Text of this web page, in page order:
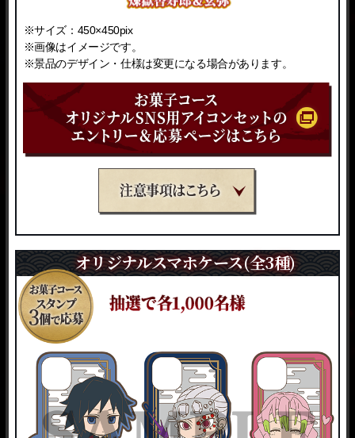
※サイズ：450pix × 450pix
※画像はイメージです。
※景品のデザイン・仕様は変更になる場合があります。
オリジナルスマホケース(全3種)
※サイズ：450×450pix
※画像はイメージです。
※景品のデザイン・仕様は変更になる場合があります。
オリジナルスマホケース(全3種)